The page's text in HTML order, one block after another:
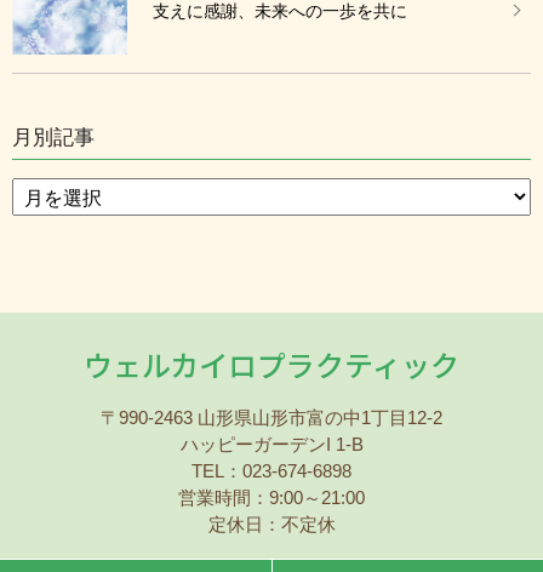
支えに感謝、未来への一歩を共に
月別記事
ウェルカイロプラクティック
〒990-2463 山形県山形市富の中1丁目12-2
ハッピーガーデンI 1-B
TEL：023-674-6898
営業時間：9:00～21:00
定休日：不定休